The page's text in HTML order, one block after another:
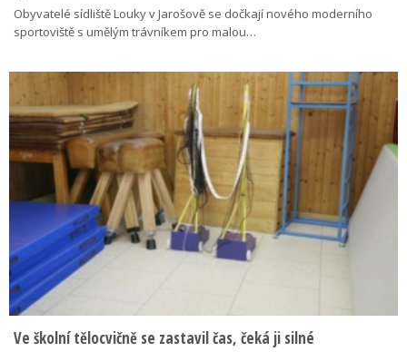
Obyvatelé sídliště Louky v Jarošově se dočkají nového moderního
sportoviště s umělým trávníkem pro malou…
Ve školní tělocvičně se zastavil čas, čeká ji silné